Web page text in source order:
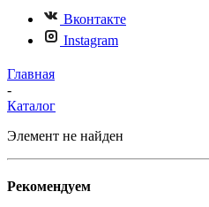
Вконтакте
Instagram
Главная
-
Каталог
Элемент не найден
Рекомендуем